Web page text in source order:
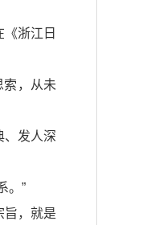
浙江日
索，从未
、发人深
。”
旨，就是